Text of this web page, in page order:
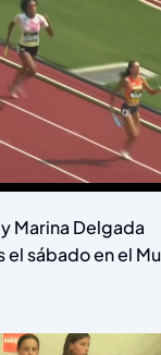
Marina Delgada
sábado en el